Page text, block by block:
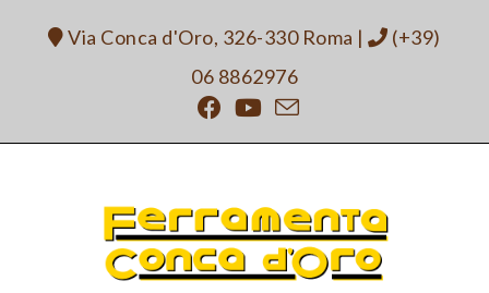
Via Conca d'Oro, 326-330 Roma |
(+39)
06 8862976